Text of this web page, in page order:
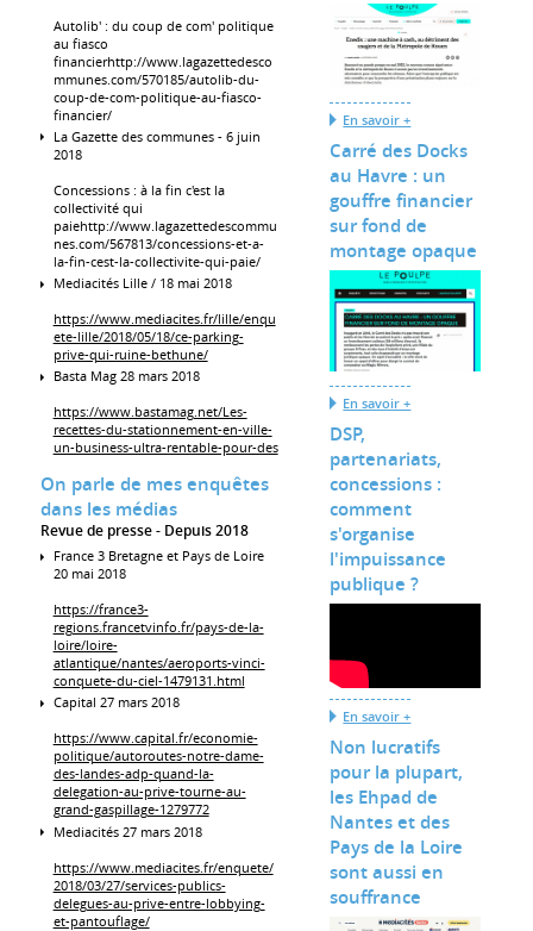
Autolib' : du coup de com' politique
au fiasco
financierhttp://www.lagazettedesco
mmunes.com/570185/autolib-du-
coup-de-com-politique-au-fiasco-
financier/
La Gazette des communes - 6 juin
2018
Concessions : à la fin c'est la
collectivité qui
paiehttp://www.lagazettedescommu
nes.com/567813/concessions-et-a-
la-fin-cest-la-collectivite-qui-paie/
Mediacités Lille / 18 mai 2018
https://www.mediacites.fr/lille/enqu
ete-lille/2018/05/18/ce-parking-
prive-qui-ruine-bethune/
Basta Mag 28 mars 2018
https://www.bastamag.net/Les-
recettes-du-stationnement-en-ville-
un-business-ultra-rentable-pour-des
On parle de mes enquêtes
dans les médias
Revue de presse Depuis 2018
France 3 Bretagne et Pays de Loire
20 mai 2018
https://france3-
regions.francetvinfo.fr/pays-de-la-
loire/loire-
atlantique/nantes/aeroports-vinci-
conquete-du-ciel-1479131.html
Capital 27 mars 2018
https://www.capital.fr/economie-
politique/autoroutes-notre-dame-
des-landes-adp-quand-la-
delegation-au-prive-tourne-au-
grand-gaspillage-1279772
Mediacités 27 mars 2018
https://www.mediacites.fr/enquete/
2018/03/27/services-publics-
delegues-au-prive-entre-lobbying-
et-pantouflage/
En savoir +
Carré des Docks
au Havre : un
gouffre financier
sur fond de
montage opaque
En savoir +
DSP,
partenariats,
concessions :
comment
s'organise
l'impuissance
publique ?
En savoir +
Non lucratifs
pour la plupart,
les Ehpad de
Nantes et des
Pays de la Loire
sont aussi en
souffrance